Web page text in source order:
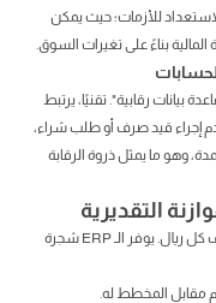
للأزمات؛ حيث يمكن
بناءً على تغيرات السوق.
بيانات رقابية". تقنيًا، يرتبط
إجراء قيد صرف أو طلب شراء،
وهو ما يمثل ذروة الرقابة
التقديرية
لكي تنجح الرقابة المالية، يجب أن يعرف النظام "أين" يُصرف كل ريال. يوفر الـ ERP شجرة
مقابل المخطط له.